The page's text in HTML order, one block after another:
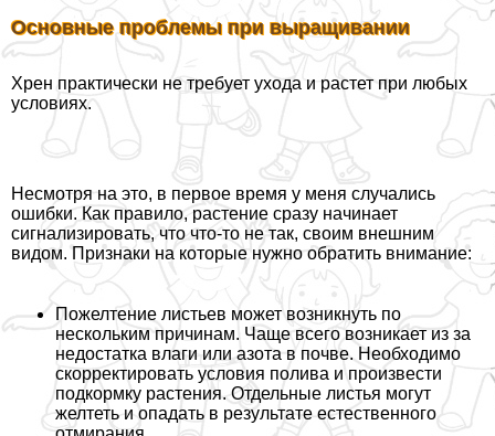
Основные проблемы при выращивании
Хрен пpaктически не требует ухода и растет при любых
условиях.
Несмотря на это, в первое время у меня случались
ошибки. Как правило, растение сразу начинает
сигнализировать, что что-то не так, своим внешним
видом. Признаки на которые нужно обратить внимание:
Пожелтение листьев может возникнуть по
нескольким причинам. Чаще всего возникает из за
недостатка влаги или азота в почве. Необходимо
скорректировать условия полива и произвести
подкормку растения. Отдельные листья могут
желтеть и опадать в результате естественного